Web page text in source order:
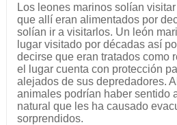
Los leones marinos solían
que allí eran alimentados por
solían ir a visitarlos. Un león
lugar visitado por décadas así
decirse que eran tratados como
el lugar cuenta con protección
alejados de sus depredadores.
animales podrían haber sentido
natural que les ha causado
sorprendidos.